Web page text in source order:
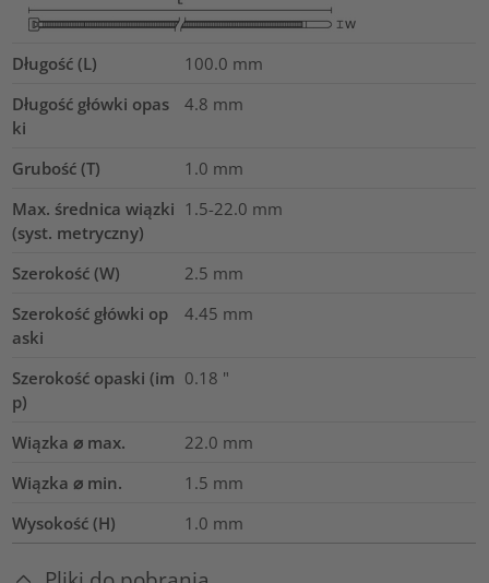
Długość (L) 100.0 mm
Długość główki opas
ki
4.8 mm
Grubość (T) 1.0 mm
Max. średnica wiązki
(syst. metryczny)
1.5-22.0 mm
Szerokość (W) 2.5 mm
Szerokość główki op
aski
4.45 mm
Szerokość opaski (im
p)
0.18 "
Wiązka ⌀ max. 22.0 mm
Wiązka ⌀ min.
1.5 mm
Wysokość (H)
1.0 mm